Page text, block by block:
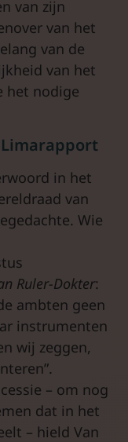
van zijn
van het
van de
van het
het nodige
in het
van
Wie
Ruler-Dokter:
ambten geen
instrumenten
wij zeggen,
– om nog
dat in het
– hield Van